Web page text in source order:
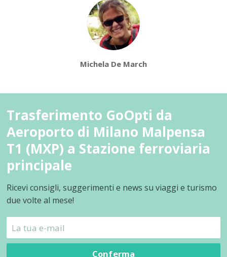
Michela De March
Trasferimento GoOpti da
Aeroporto di Milano Malpensa
T1 (MXP) a Stazione ferroviaria
principale
Ricevi consigli, suggerimenti e news su viaggi e turismo
due volte al mese!
Conferma